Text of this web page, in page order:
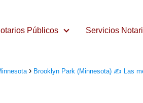
Públicos Servicios
Brooklyn Park (Minnesota) ✍️ Las